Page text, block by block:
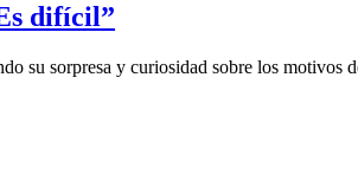
difícil”
su sorpresa y curiosidad sobre los motivos